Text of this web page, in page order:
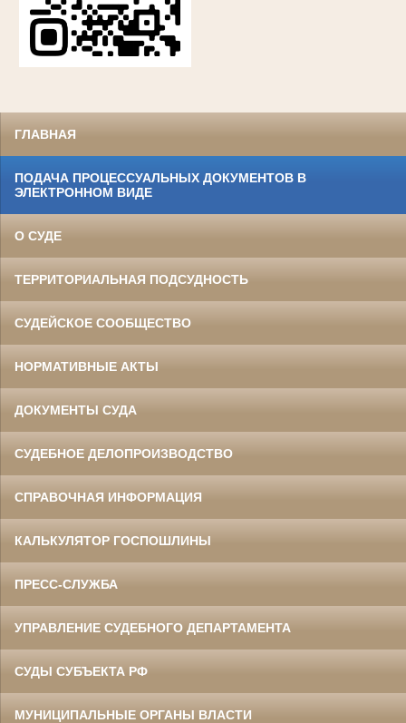
ГЛАВНАЯ
ПОДАЧА ПРОЦЕССУАЛЬНЫХ ДОКУМЕНТОВ В
ЭЛЕКТРОННОМ ВИДЕ
О СУДЕ
ТЕРРИТОРИАЛЬНАЯ ПОДСУДНОСТЬ
СУДЕЙСКОЕ СООБЩЕСТВО
НОРМАТИВНЫЕ АКТЫ
ДОКУМЕНТЫ СУДА
СУДЕБНОЕ ДЕЛОПРОИЗВОДСТВО
СПРАВОЧНАЯ ИНФОРМАЦИЯ
КАЛЬКУЛЯТОР ГОСПОШЛИНЫ
ПРЕСС-СЛУЖБА
УПРАВЛЕНИЕ СУДЕБНОГО ДЕПАРТАМЕНТА
СУДЫ СУБЪЕКТА РФ
МУНИЦИПАЛЬНЫЕ ОРГАНЫ ВЛАСТИ